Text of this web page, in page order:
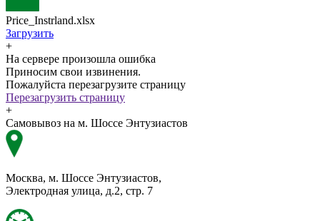
Price_Instrland.xlsx
Загрузить
+
На сервере произошла ошибка
Приносим свои извинения.
Пожалуйста перезагрузите страницу
Перезагрузить страницу
+
Самовывоз на м. Шоссе Энтузиастов
Москва, м. Шоссе Энтузиастов,
Электродная улица, д.2, стр. 7